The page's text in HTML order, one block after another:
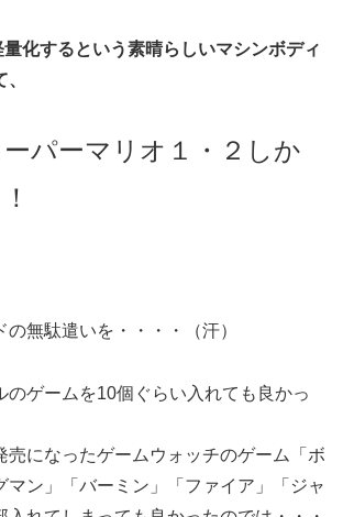
化するという素晴らしいマシンボディ
パーマリオ１・２しか
無駄遣いを・・・・（汗）
のゲームを10個ぐらい入れても良かっ
売になったゲームウォッチのゲーム「ボ
マン」「バーミン」「ファイア」「ジャ